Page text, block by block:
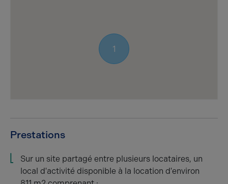
1
Prestations
Sur un site partagé entre plusieurs locataires, un
local d'activité disponible à la location d'environ